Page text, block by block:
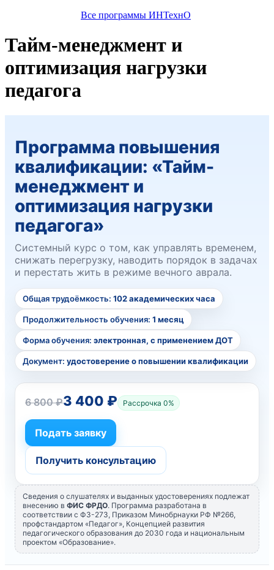
Все программы ИНТехнО
Тайм-менеджмент и
оптимизация нагрузки
педагога
Программа повышения
квалификации: «Тайм-
менеджмент и
оптимизация нагрузки
педагога»
Системный курс о том, как управлять временем,
снижать перегрузку, наводить порядок в задачах
и перестать жить в режиме вечного аврала.
Общая трудоёмкость: 102 академических часа
Продолжительность обучения: 1 месяц
Форма обучения: электронная, с применением ДОТ
Документ: удостоверение о повышении квалификации
6 800 ₽3 400 ₽ Рассрочка 0%
Подать заявку
Получить консультацию
Сведения о слушателях и выданных удостоверениях подлежат
внесению в ФИС ФРДО. Программа разработана в
соответствии с ФЗ-273, Приказом Минобрнауки РФ №266,
профстандартом «Педагог», Концепцией развития
педагогического образования до 2030 года и национальным
проектом «Образование».